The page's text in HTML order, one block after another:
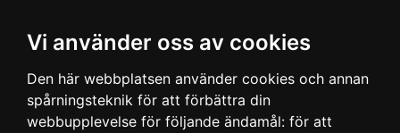
Vi använder oss av cookies
Den här webbplatsen använder cookies och annan
spårningsteknik för att förbättra din
webbupplevelse för följande ändamål: för att